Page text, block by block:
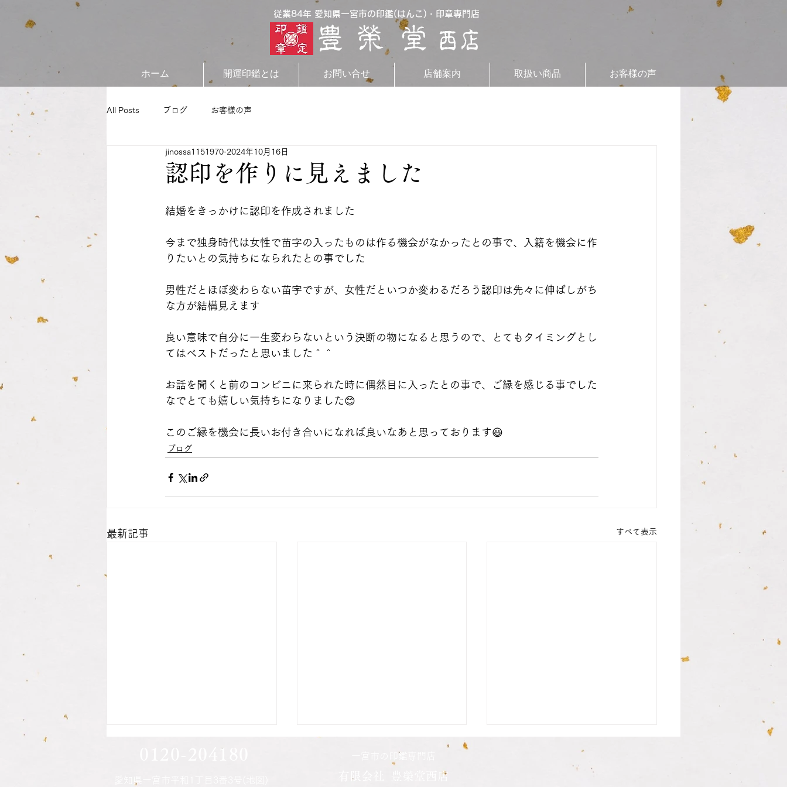
従業84年 愛知県一宮市の印鑑(はんこ)・印章専門店
ホーム 開運印鑑とは お問い合せ 店舗案内 取扱い商品 お客様の声
All Posts ブログ お客様の声
認印を作りに見えました
jinossa1151970 2024年10月16日
結婚をきっかけに認印を作成されました
今まで独身時代は女性で苗字の入ったものは作る機会がなかったとの事で、入籍を機会に作
りたいとの気持ちになられたとの事でした
男性だとほぼ変わらない苗字ですが、女性だといつか変わるだろう認印は先々に伸ばしがち
な方が結構見えます
良い意味で自分に一生変わらないという決断の物になると思うので、とてもタイミングとし
てはベストだったと思いました＾＾
お話を聞くと前のコンビニに来られた時に偶然目に入ったとの事で、ご縁を感じる事でした
なでとても嬉しい気持ちになりました😊
このご縁を機会に長いお付き合いになれば良いなあと思っております😃
ブログ
最新記事 すべて表示
息子さん方の印鑑作成されま
二人の娘さんの印鑑納品致し
長男さんの銀行印納品致しま
一宮市の印鑑専門店
0120-204180
有限会社 豊榮堂西店
愛知県一宮市平和1丁目3番3号(地図)